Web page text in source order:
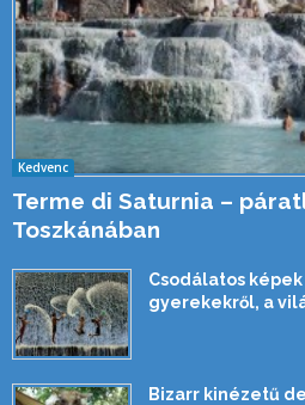
Kedvenc
Terme di Saturnia –
Toszkánában
Csodálatos
gyerekekről, a
Bizarr kinézetű